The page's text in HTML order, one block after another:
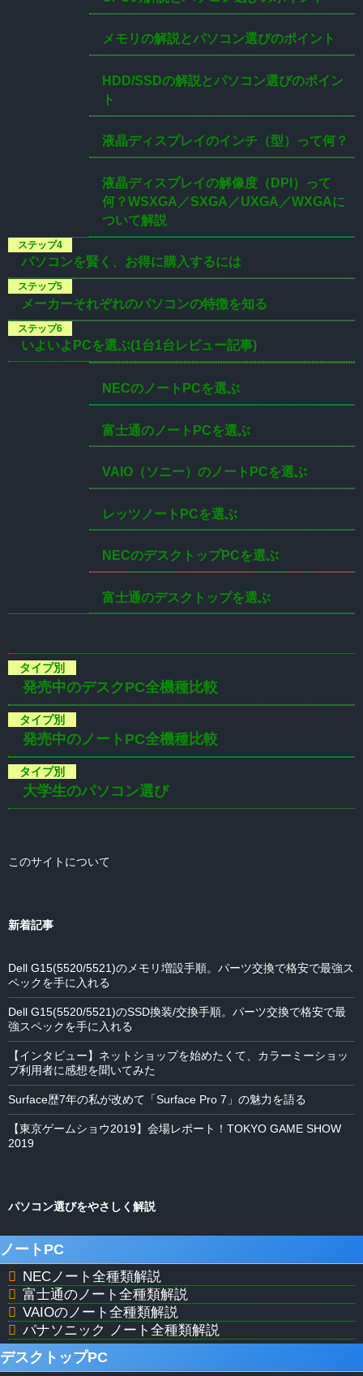
メモリの解説とパソコン選びのポイント
HDD/SSDの解説とパソコン選びのポイン
ト
液晶ディスプレイのインチ（型）って何？
液晶ディスプレイの解像度（DPI）って
何？WSXGA／SXGA／UXGA／WXGAに
ついて解説
パソコンを賢く、お得に購入するには
メーカーそれぞれのパソコンの特徴を知る
いよいよPCを選ぶ(1台1台レビュー記事)
NECのノートPCを選ぶ
富士通のノートPCを選ぶ
VAIO（ソニー）のノートPCを選ぶ
レッツノートPCを選ぶ
NECのデスクトップPCを選ぶ
富士通のデスクトップを選ぶ
発売中のデスクPC全機種比較
発売中のノートPC全機種比較
大学生のパソコン選び
このサイトについて
新着記事
Dell G15(5520/5521)のメモリ増設手順。パーツ交換で格安で最強ス
ペックを手に入れる
Dell G15(5520/5521)のSSD換装/交換手順。パーツ交換で格安で最
強スペックを手に入れる
【インタビュー】ネットショップを始めたくて、カラーミーショッ
プ利用者に感想を聞いてみた
Surface歴7年の私が改めて「Surface Pro 7」の魅力を語る
【東京ゲームショウ2019】会場レポート！TOKYO GAME SHOW
2019
パソコン選びをやさしく解説
ノートPC
NECノート全種類解説
富士通のノート全種類解説
VAIOのノート全種類解説
パナソニック ノート全種類解説
デスクトップPC